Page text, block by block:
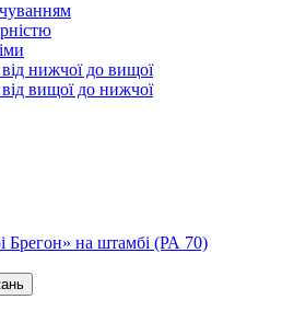
нижчої до вищої
вищої до нижчої